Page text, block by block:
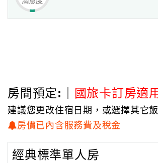
房間預定:｜ 國旅卡訂房適
建議您更改住宿日期，或選擇其它飯
房價已內含服務費及稅金
經典標準單人房